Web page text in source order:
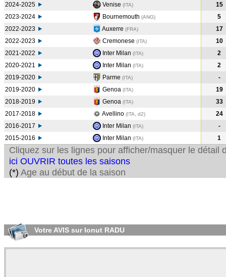
2024-2025
Venise (ITA)
15
2023-2024
Bournemouth (ANG)
5
2022-2023
Auxerre (FRA)
17
2022-2023
Cremonese (ITA)
10
2021-2022
Inter Milan (ITA)
2
2020-2021
Inter Milan (ITA)
2
2019-2020
Parme (ITA)
-
2019-2020
Genoa (ITA)
19
2018-2019
Genoa (ITA)
33
2017-2018
Avellino (ITA, d2)
24
2016-2017
Inter Milan (ITA)
-
2015-2016
Inter Milan (ITA) 1
Cliquez sur les lignes pour afficher/masquer le détail
ici OUVRIR toutes les saisons
(*) Age au début de la saison
Votre AVIS sur Ionut RADU